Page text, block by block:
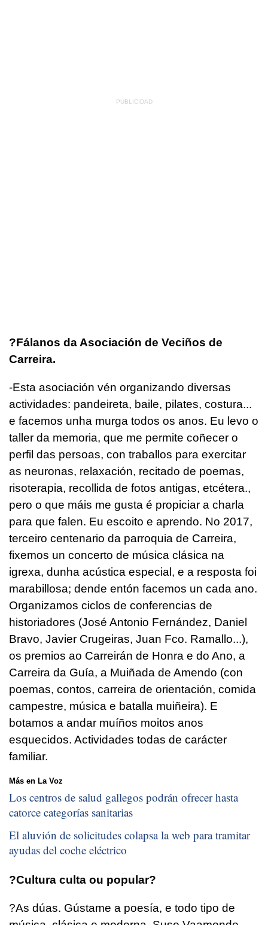
?Fálanos da Asociación de Veciños de
Carreira.
-Esta asociación vén organizando diversas
actividades: pandeireta, baile, pilates, costura...
e facemos unha murga todos os anos. Eu levo o
taller da memoria, que me permite coñecer o
perfil das persoas, con traballos para exercitar
as neuronas, relaxación, recitado de poemas,
risoterapia, recollida de fotos antigas, etcétera.,
pero o que máis me gusta é propiciar a charla
para que falen. Eu escoito e aprendo. No 2017,
terceiro centenario da parroquia de Carreira,
fixemos un concerto de música clásica na
igrexa, dunha acústica especial, e a resposta foi
marabillosa; dende entón facemos un cada ano.
Organizamos ciclos de conferencias de
historiadores (José Antonio Fernández, Daniel
Bravo, Javier Crugeiras, Juan Fco. Ramallo...),
os premios ao Carreirán de Honra e do Ano, a
Carreira da Guía, a Muiñada de Amendo (con
poemas, contos, carreira de orientación, comida
campestre, música e batalla muiñeira). E
botamos a andar muíños moitos anos
esquecidos. Actividades todas de carácter
familiar.
Más en La Voz
Los centros de salud gallegos podrán ofrecer hasta
catorce categorías sanitarias
El aluvión de solicitudes colapsa la web para tramitar
ayudas del coche eléctrico
?Cultura culta ou popular?
?As dúas. Gústame a poesía, e todo tipo de